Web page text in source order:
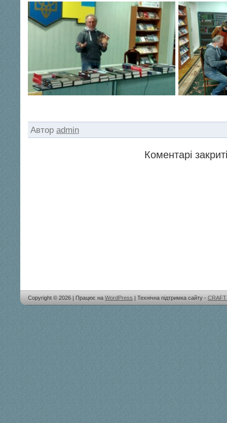
Автор admin
Коментарі
Copyright © 2026 | Працює на WordPress | Технічна підтримка сайту -